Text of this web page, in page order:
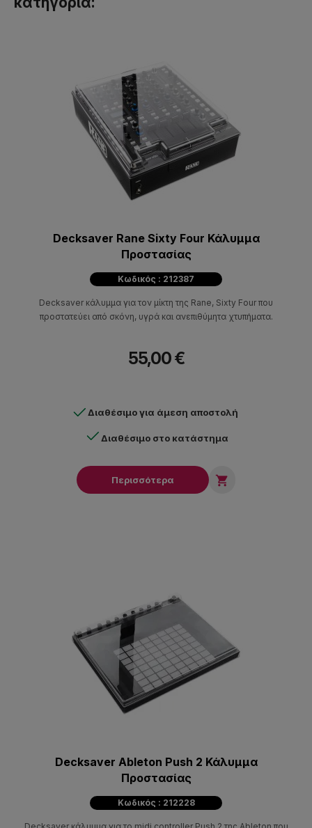
Decksaver Rane Sixty Four Κάλυμμα
Προστασίας
Κωδικός : 212387
Decksaver κάλυμμα για τον μίκτη της Rane, Sixty Four που
προστατεύει από σκόνη, υγρά και ανεπιθύμητα χτυπήματα.
55,00 €
Διαθέσιμο για άμεση αποστολή
Διαθέσιμο στο κατάστημα
Περισσότερα 
Decksaver Ableton Push 2 Κάλυμμα
Προστασίας
Κωδικός : 212228